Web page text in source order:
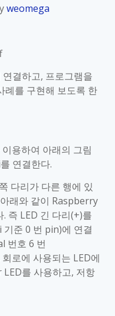
weomega
결하고, 프로그램을
례를 구현해 보도록 한
용하여 아래의 그림
연결한다.
다리가 다른 행에 있
래와 같이 Raspberry
즉 LED 긴 다리(+)를
준 0 번 pin)에 연결
번호 6 번
로에 사용되는 LED에
를 사용하고, 저항